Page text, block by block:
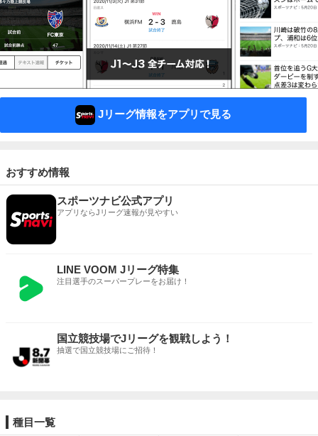
Jリーグ情報をアプリで見る
おすすめ情報
スポーツナビ公式アプリ
アプリならJリーグ速報が見やすい
LINE VOOM Jリーグ特集
注目選手のスーパープレーをお届け！
国立競技場でJリーグを観戦しよう！
抽選で国立競技場にご招待！
種目一覧